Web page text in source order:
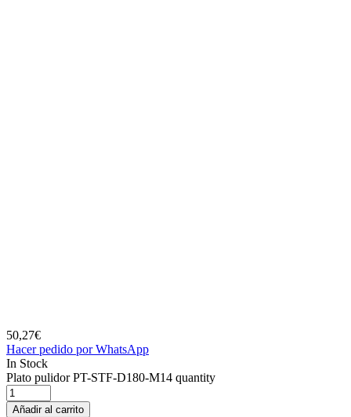
50,27€
Hacer pedido por WhatsApp
In Stock
Plato pulidor PT-STF-D180-M14 quantity
Añadir al carrito